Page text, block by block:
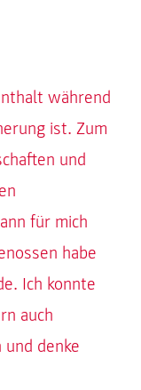
während
ist. Zum
und
für mich
habe
Ich konnte
auch
denke